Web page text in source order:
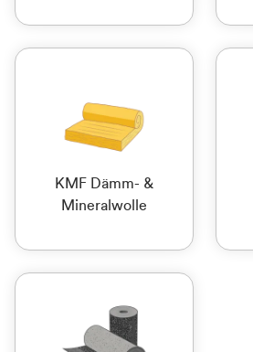
KMF Dämm- &
Mineralwolle